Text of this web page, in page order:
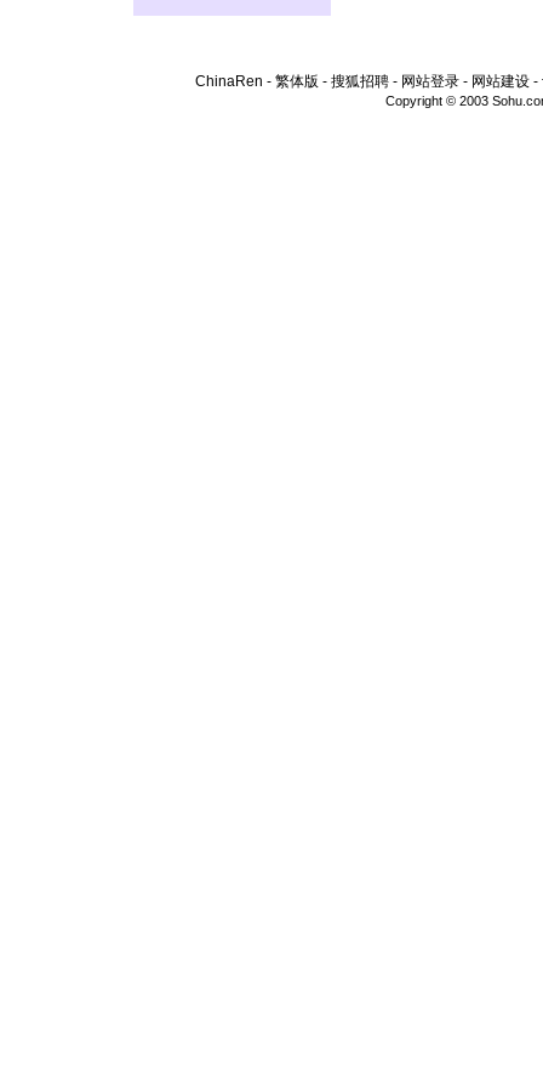
ChinaRen - 繁体版 - 搜狐招聘 - 网站登录 - 网站建设 -
Copyright © 2003